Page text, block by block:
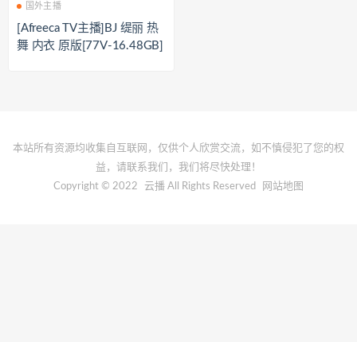
国外主播
[Afreeca TV主播]BJ 缇丽 热
舞 内衣 原版[77V-16.48GB]
本站所有资源均收集自互联网，仅供个人欣赏交流，如不慎侵犯了您的权
益，请联系我们，我们将尽快处理！
Copyright © 2022
云播 All Rights Reserved 网站地图